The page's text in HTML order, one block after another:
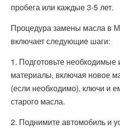
пробега или каждые 3-5 лет.
Процедура замены масла в
включает следующие шаги:
1. Подготовьте необходимые
материалы, включая новое
(если необходимо), ключи и
старого масла.
2. Поднимите автомобиль и